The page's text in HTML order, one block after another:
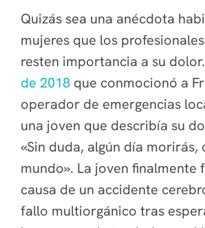
Quizás sea una anécdota
mujeres que los
resten importancia a su
de 2018 que conmocionó a
operador de emergencias
una joven que describía su
«Sin duda, algún día
mundo». La joven finalmente
causa de un accidente
fallo multiorgánico tras